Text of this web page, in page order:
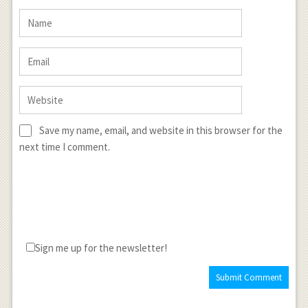
Save my name, email, and website in this browser for the
next time I comment.
Sign me up for the newsletter!